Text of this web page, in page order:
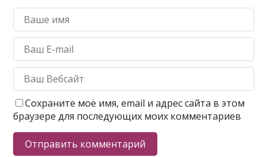
Сохраните моё имя, email и адрес сайта в этом
браузере для последующих моих комментариев